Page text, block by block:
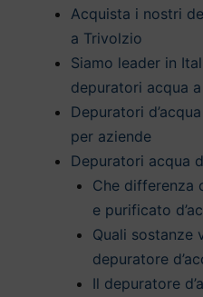
Acquista i nostri
a Trivolzio
Siamo leader in
depuratori acqua
Depuratori
per aziende
Depuratori acqua
Che differenza
e purificato
Quali sostanze
depuratore
Il depuratore